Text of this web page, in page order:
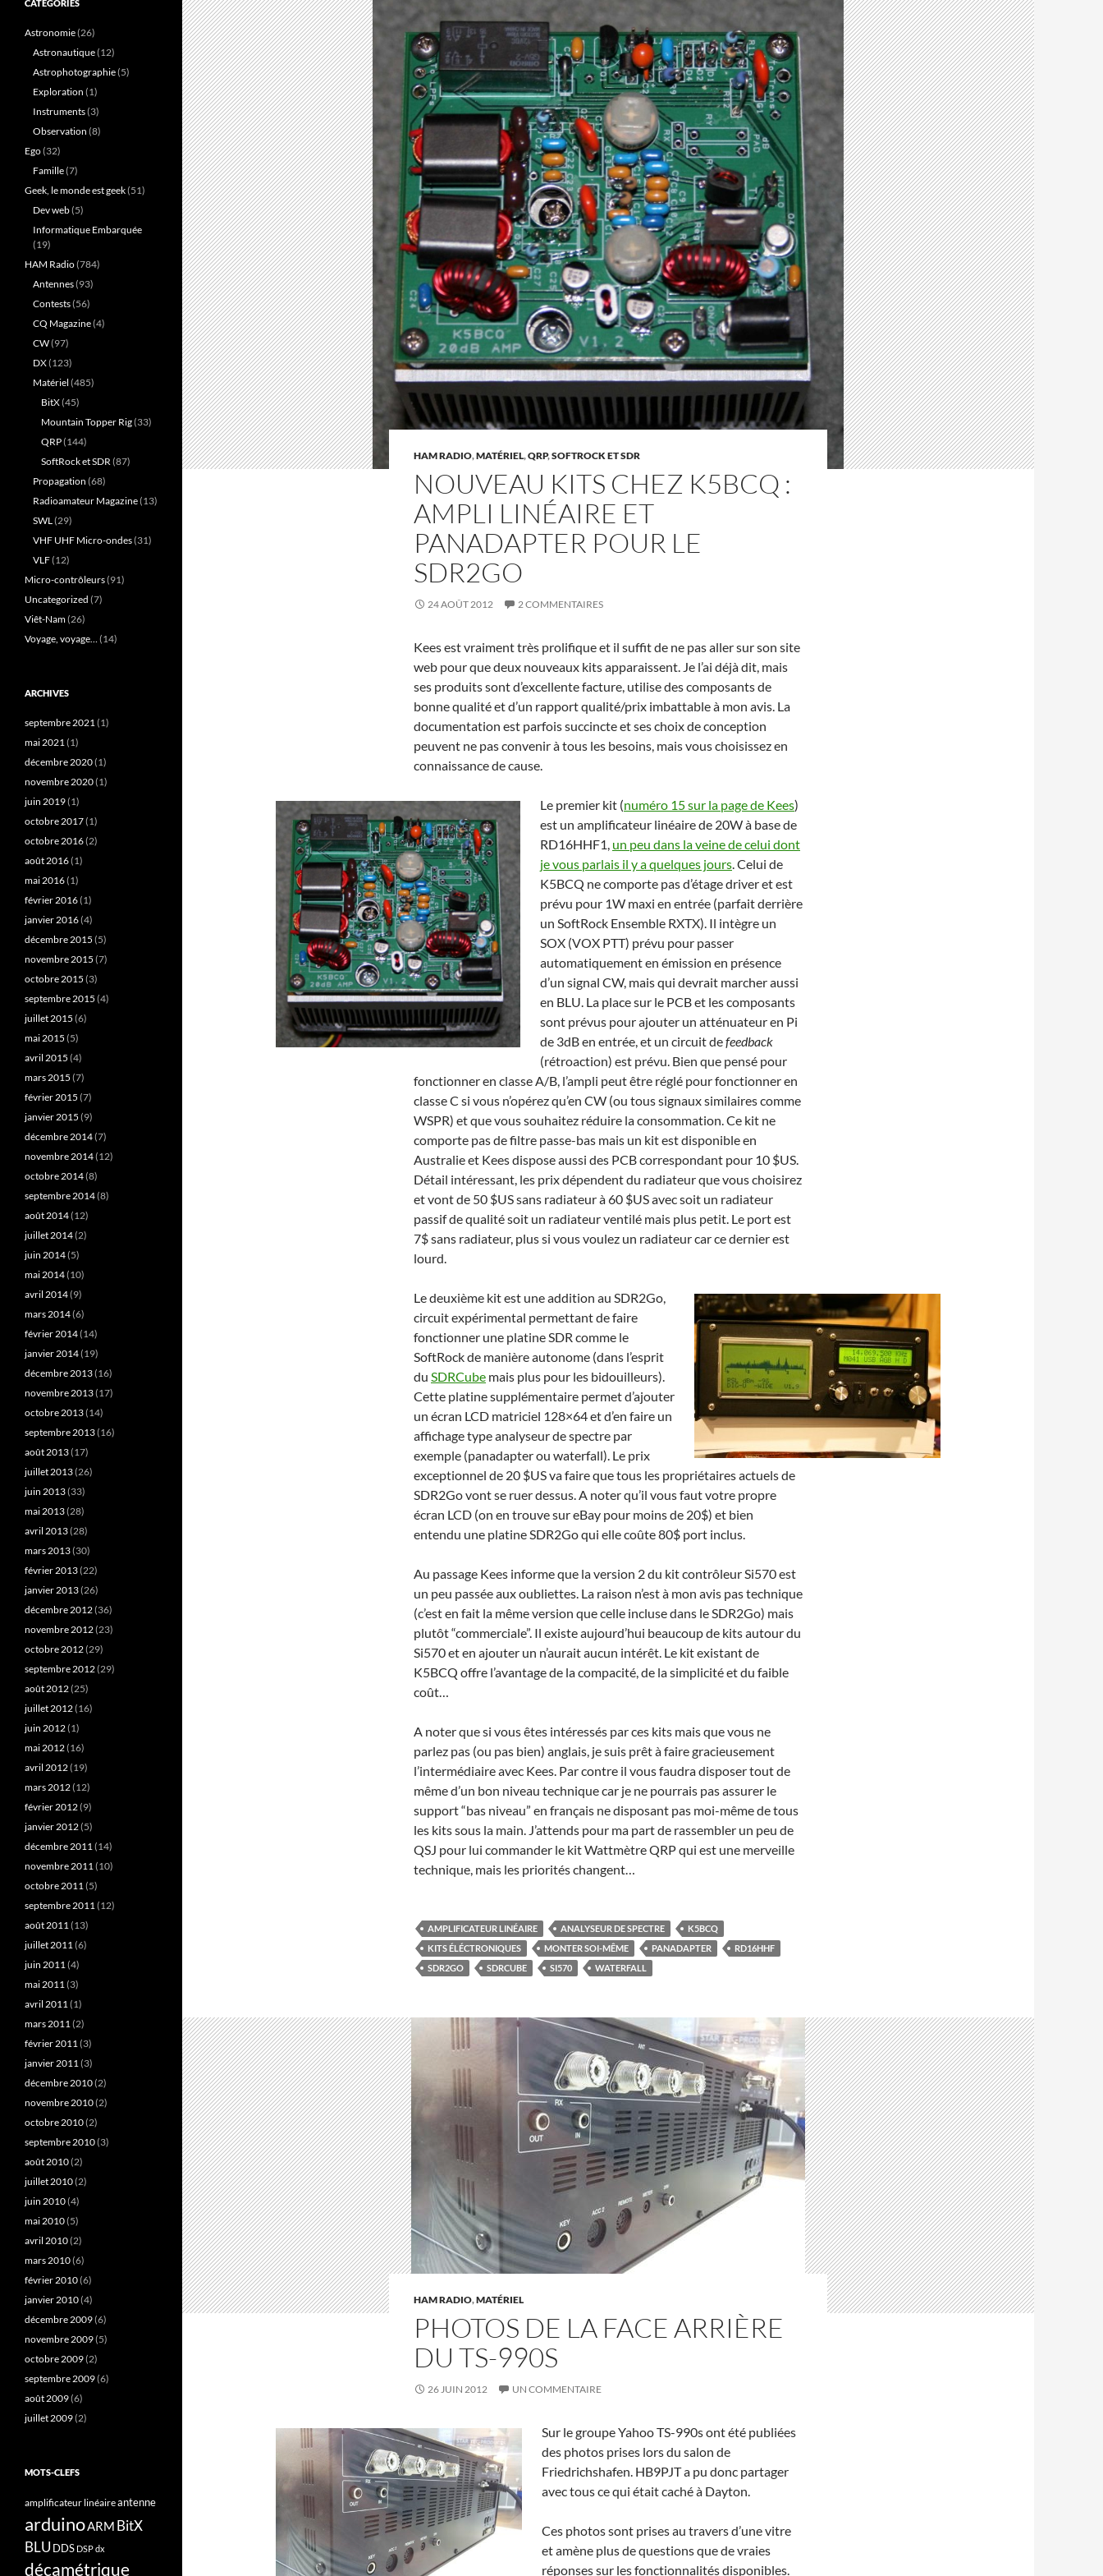
HAM RADIO,MATÉRIEL,QRP,SOFTROCK ET SDR
NOUVEAU KITS CHEZ K5BCQ :
AMPLI LINÉAIRE ET
PANADAPTER POUR LE
SDR2GO
24 AOÛT 2012 2 COMMENTAIRES
Kees est vraiment très prolifique et il suffit de ne pas aller sur son site
web pour que deux nouveaux kits apparaissent. Je l’ai déjà dit, mais
ses produits sont d’excellente facture, utilise des composants de
bonne qualité et d’un rapport qualité/prix imbattable à mon avis. La
documentation est parfois succincte et ses choix de conception
peuvent ne pas convenir à tous les besoins, mais vous choisissez en
connaissance de cause.
Le premier kit (numéro 15 sur la page de Kees)
est un amplificateur linéaire de 20W à base de
RD16HHF1, un peu dans la veine de celui dont
je vous parlais il y a quelques jours. Celui de
K5BCQ ne comporte pas d’étage driver et est
prévu pour 1W maxi en entrée (parfait derrière
un SoftRock Ensemble RXTX). Il intègre un
SOX (VOX PTT) prévu pour passer
automatiquement en émission en présence
d’un signal CW, mais qui devrait marcher aussi
en BLU. La place sur le PCB et les composants
sont prévus pour ajouter un atténuateur en Pi
de 3dB en entrée, et un circuit defeedback
(rétroaction) est prévu. Bien que pensé pour
fonctionner en classe A/B, l’ampli peut être réglé pour fonctionner en
classe C si vous n’opérez qu’en CW (ou tous signaux similaires comme
WSPR) et que vous souhaitez réduire la consommation. Ce kit ne
comporte pas de filtre passe-bas mais un kit est disponible en
Australie et Kees dispose aussi des PCB correspondant pour 10 $US.
Détail intéressant, les prix dépendent du radiateur que vous choisirez
et vont de 50 $US sans radiateur à 60 $US avec soit un radiateur
passif de qualité soit un radiateur ventilé mais plus petit. Le port est
7$ sans radiateur, plus si vous voulez un radiateur car ce dernier est
lourd.
Le deuxième kit est une addition au SDR2Go,
circuit expérimental permettant de faire
fonctionner une platine SDR comme le
SoftRock de manière autonome (dans l’esprit
du SDRCube mais plus pour les bidouilleurs).
Cette platine supplémentaire permet d’ajouter
un écran LCD matriciel 128×64 et d’en faire un
affichage type analyseur de spectre par
exemple (panadapter ou waterfall). Le prix
exceptionnel de 20 $US va faire que tous les propriétaires actuels de
SDR2Go vont se ruer dessus. A noter qu’il vous faut votre propre
écran LCD (on en trouve sur eBay pour moins de 20$) et bien
entendu une platine SDR2Go qui elle coûte 80$ port inclus.
Au passage Kees informe que la version 2 du kit contrôleur Si570 est
un peu passée aux oubliettes. La raison n’est à mon avis pas technique
(c’est en fait la même version que celle incluse dans le SDR2Go) mais
plutôt “commerciale”. Il existe aujourd’hui beaucoup de kits autour du
Si570 et en ajouter un n’aurait aucun intérêt. Le kit existant de
K5BCQ offre l’avantage de la compacité, de la simplicité et du faible
coût…
A noter que si vous êtes intéressés par ces kits mais que vous ne
parlez pas (ou pas bien) anglais, je suis prêt à faire gracieusement
l’intermédiaire avec Kees. Par contre il vous faudra disposer tout de
même d’un bon niveau technique car je ne pourrais pas assurer le
support “bas niveau” en français ne disposant pas moi-même de tous
les kits sous la main. J’attends pour ma part de rassembler un peu de
QSJ pour lui commander le kit Wattmètre QRP qui est une merveille
technique, mais les priorités changent…
AMPLIFICATEUR LINÉAIRE ANALYSEUR DE SPECTRE
K5BCQ
KITS ÉLÉCTRONIQUES
MONTER SOI-MÊME PANADAPTER
RD16HHF
SDR2GO
SDRCUBE SI570 WATERFALL
HAM RADIO,MATÉRIEL
PHOTOS DE LA FACE ARRIÈRE
DU TS-990S
26 JUIN 2012 UN COMMENTAIRE
Sur le groupe Yahoo TS-990s ont été publiées
des photos prises lors du salon de
Friedrichshafen. HB9PJT a pu donc partager
avec tous ce qui était caché à Dayton.
Ces photos sont prises au travers d’une vitre
et amène plus de questions que de vraies
réponses sur les fonctionnalités disponibles.
CATÉGORIES
Astronomie(26)
Astronautique(12)
Astrophotographie(5)
Exploration (1)
Instruments(3)
Observation (8)
Ego(32)
Famille(7)
Geek, le monde est geek(51)
Dev web(5)
Informatique Embarquée
(19)
HAM Radio(784)
Antennes(93)
Contests(56)
CQ Magazine(4)
CW(97)
DX(123)
Matériel (485)
BitX(45)
Mountain Topper Rig(33)
QRP(144)
SoftRock et SDR(87)
Propagation (68)
Radioamateur Magazine(13)
SWL(29)
VHF UHF Micro-ondes(31)
VLF(12)
Micro-contrôleurs(91)
Uncategorized (7)
Viêt-Nam(26)
Voyage, voyage…(14)
ARCHIVES
septembre 2021(1)
mai 2021(1)
décembre 2020(1)
novembre 2020(1)
juin 2019(1)
octobre 2017(1)
octobre 2016(2)
août 2016(1)
mai 2016(1)
février 2016(1)
janvier 2016(4)
décembre 2015 (5)
novembre 2015 (7)
octobre 2015 (3)
septembre 2015 (4)
juillet 2015 (6)
mai 2015 (5)
avril 2015 (4)
mars 2015 (7)
février 2015 (7)
janvier 2015 (9)
décembre 2014(7)
novembre 2014(12)
octobre 2014(8)
septembre 2014(8)
août 2014(12)
juillet 2014(2)
juin 2014(5)
mai 2014(10)
avril 2014(9)
mars 2014(6)
février 2014(14)
janvier 2014(19)
décembre 2013(16)
novembre 2013(17)
octobre 2013(14)
septembre 2013(16)
août 2013(17)
juillet 2013(26)
juin 2013(33)
mai 2013(28)
avril 2013(28)
mars 2013(30)
février 2013(22)
janvier 2013(26)
décembre 2012(36)
novembre 2012(23)
octobre 2012(29)
septembre 2012(29)
août 2012(25)
juillet 2012(16)
juin 2012(1)
mai 2012(16)
avril 2012(19)
mars 2012(12)
février 2012(9)
janvier 2012(5)
décembre 2011(14)
novembre 2011(10)
octobre 2011(5)
septembre 2011(12)
août 2011(13)
juillet 2011(6)
juin 2011(4)
mai 2011(3)
avril 2011(1)
mars 2011(2)
février 2011(3)
janvier 2011(3)
décembre 2010(2)
novembre 2010(2)
octobre 2010(2)
septembre 2010(3)
août 2010(2)
juillet 2010(2)
juin 2010(4)
mai 2010(5)
avril 2010(2)
mars 2010(6)
février 2010(6)
janvier 2010(4)
décembre 2009(6)
novembre 2009(5)
octobre 2009(2)
septembre 2009(6)
août 2009(6)
juillet 2009(2)
MOTS-CLEFS
amplificateur linéaireantenne
arduinoARM BitX
BLU DDS DSPdx
décamétrique